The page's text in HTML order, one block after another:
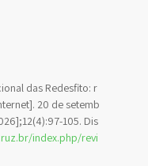
das Redesfito: r
20 de setemb
105. Dis
index.php/revi